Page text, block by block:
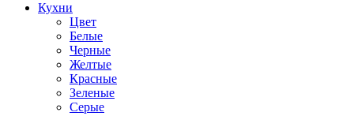
Кухни
Цвет
Белые
Черные
Желтые
Красные
Зеленые
Серые